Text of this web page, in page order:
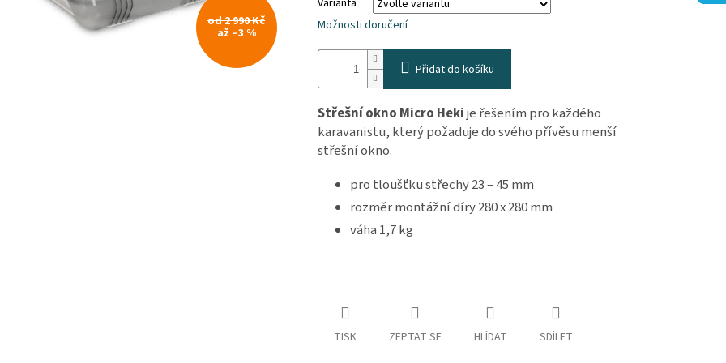
od 2 990 Kč
až –3 %
Varianta
Možnosti doručení
Přidat do košíku
Střešní okno Micro Hekije řešením pro každého
karavanistu, který požaduje do svého přívěsu menší
střešní okno.
pro tloušťku střechy 23 – 45 mm
rozměr montážní díry 280 x 280 mm
váha 1,7 kg
TISK ZEPTAT SE HLÍDAT SDÍLET